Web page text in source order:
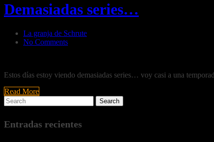
Demasiadas series…
La granja de Schrute
No Comments
Estos días estoy viendo demasiadas series… voy casi a una
Read More
Entradas recientes